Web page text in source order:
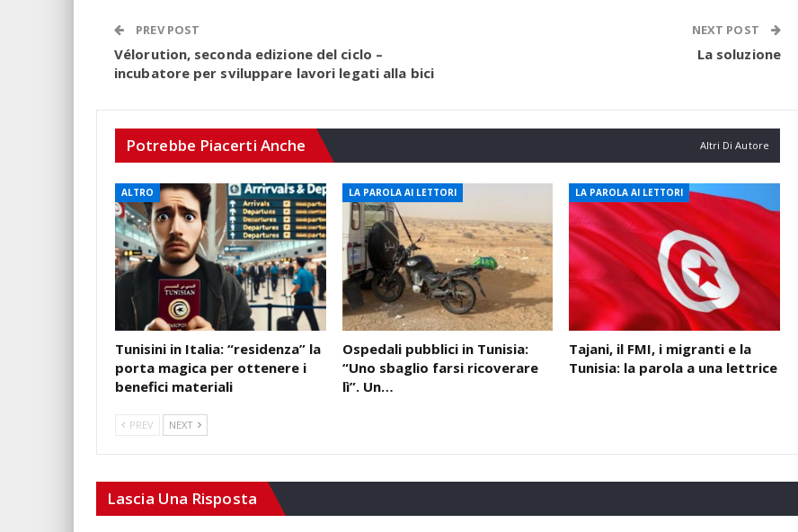
PREV POST
Vélorution, seconda edizione del ciclo –
incubatore per sviluppare lavori legati alla bici
NEXT POST
La soluzione
Potrebbe Piacerti Anche Altri Di Autore
ALTRO
Tunisini in Italia: “residenza” la
porta magica per ottenere i
benefici materiali
LA PAROLA AI LETTORI
Ospedali pubblici in Tunisia:
“Uno sbaglio farsi ricoverare
lì”. Un…
LA PAROLA AI LETTORI
Tajani, il FMI, i migranti e la
Tunisia: la parola a una lettrice
PREV NEXT
Lascia Una Risposta